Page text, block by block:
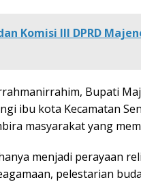
Komisi III DPRD
Bupati
ibu kota Kecamatan
masyarakat yang
menjadi perayaan
pelestarian